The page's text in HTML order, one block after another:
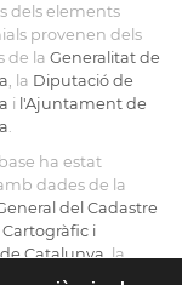
dels elements
provenen dels
de la Generalitat de
, la Diputació de
i l'Ajuntament de
ha estat
dades de la
del Cadastre
i
Catalunya , la
de Catalunya